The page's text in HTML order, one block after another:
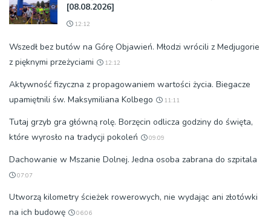
[08.08.2026]
12:12
Wszedł bez butów na Górę Objawień. Młodzi wrócili z Medjugorie
z pięknymi przeżyciami
12:12
Aktywność fizyczna z propagowaniem wartości życia. Biegacze
upamiętnili św. Maksymiliana Kolbego
11:11
Tutaj grzyb gra główną rolę. Borzęcin odlicza godziny do święta,
które wyrosło na tradycji pokoleń
09:09
Dachowanie w Mszanie Dolnej. Jedna osoba zabrana do szpitala
07:07
Utworzą kilometry ścieżek rowerowych, nie wydając ani złotówki
na ich budowę
06:06